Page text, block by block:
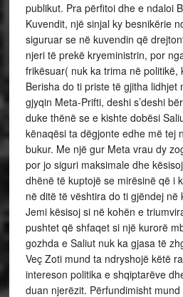
publikut. Pra përfitoi dhe e ndaloi
Kuvendit, një sinjal ky besnikërie
siguruar se në kuvendin që
njeri të prekë kryeministrin, por
frikësuar( nuk ka trima në politikë,
Berisha do ti priste të gjitha lidhjet
gjyqin Meta-Prifti, deshi s’deshi
duke thënë se e kishte dobësi
kënaqësi ta dëgjonte edhe më tej
bukur. Me një gur Meta vrau dy
por jo siguri maksimale dhe
dhënë të kuptojë se mirësinë që i
në ditë të vështira do ti gjëndej në
Jemi kësisoj si në kohën e
pushtet që shfaqet si një kurorë
gozhda e Saliut nuk ka gjasa të
Veç Zoti mund ta ndryshojë këtë
intereson politika e shqiptarëve
duan njerëzit. Përfundimisht